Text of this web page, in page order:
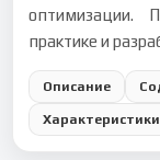
оптимизации.
практике и
Описание
Характеристики